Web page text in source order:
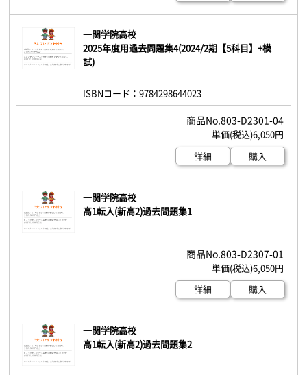
一関学院高校
2025年度用過去問題集4(2024/2期【5科目】+模
試)
ISBNコード：9784298644023
803-D2301-04
6,050円
詳細
購入
一関学院高校
高1転入(新高2)過去問題集1
803-D2307-01
6,050円
詳細
購入
一関学院高校
高1転入(新高2)過去問題集2